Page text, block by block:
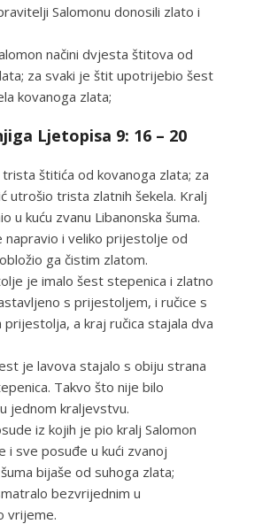
Salomonu donosili zlato i
načini dvjesta štitova od
za svaki je štit upotrijebio šest
kovanoga zlata;
Ljetopisa 9: 16 – 20
trista štitića od kovanoga zlata; za
utrošio trista zlatnih šekela. Kralj
u kuću zvanu Libanonska šuma.
napravio i veliko prijestolje od
ga čistim zlatom.
je imalo šest stepenica i zlatno
s prijestoljem, i ručice s
a kraj ručica stajala dva
je lavova stajalo s obiju strana
Takvo što nije bilo
jednom kraljevstvu.
iz kojih je pio kralj Salomon
i sve posuđe u kući zvanoj
bijaše od suhoga zlata;
bezvrijednim u
vrijeme.